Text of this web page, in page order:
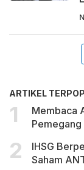
ARTIKEL
Membaca
IHSG
Saham